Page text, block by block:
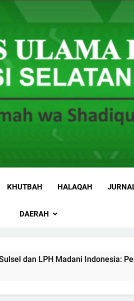
Selatan
KHUTBAH HALAQAH
DAERAH
Madani Indonesia: Percepat